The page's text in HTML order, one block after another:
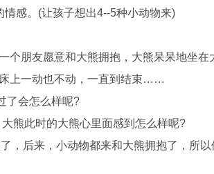
感。(让孩子想出4--5种小动物来)
朋友愿意和大熊拥抱，大熊呆呆地坐在
上一动也不动，一直到结束……
了会怎么样呢?
熊此时的大熊心里面感到怎么样呢?
后来，小动物都来和大熊拥抱了，所以